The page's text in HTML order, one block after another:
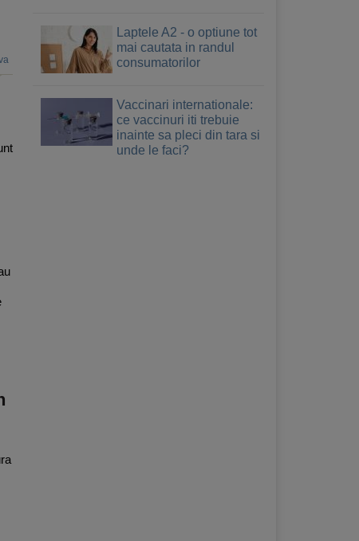
Laptele A2 - o optiune tot
mai cautata in randul
consumatorilor
Vaccinari internationale:
ce vaccinuri iti trebuie
inainte sa pleci din tara si
unde le faci?